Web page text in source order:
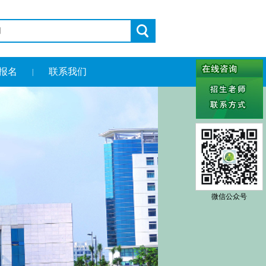
名 联系我们
微信公众号